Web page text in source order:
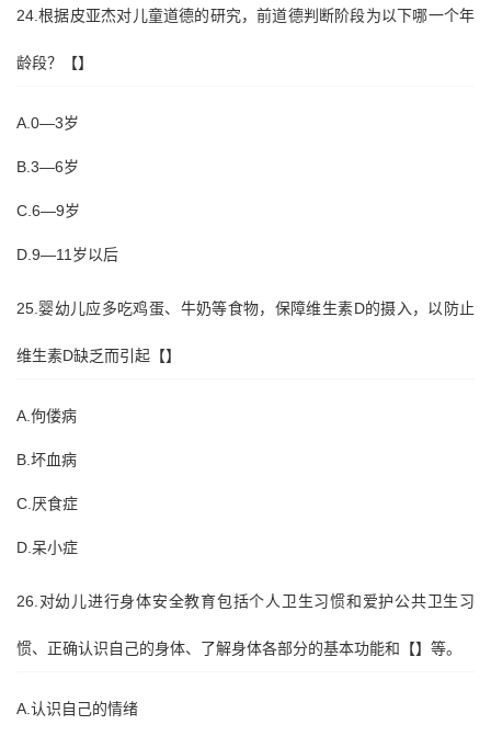
24.根据皮亚杰对儿童道德的研究，前道德判断阶段为以下哪一个年
龄段？【】
A.0—3岁
B.3—6岁
C.6—9岁
D.9—11岁以后
25.婴幼儿应多吃鸡蛋、牛奶等食物，保障维生素D的摄入，以防止
维生素D缺乏而引起【】
A.佝偻病
B.坏血病
C.厌食症
D.呆小症
26.对幼儿进行身体安全教育包括个人卫生习惯和爱护公共卫生习
惯、正确认识自己的身体、了解身体各部分的基本功能和【】等。
A.认识自己的情绪